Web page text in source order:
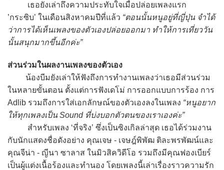
เธอยังเล่าถึงความประทับใจเมื่อปล่อยเพลงแรก
’กระซิบ’ ในเดือนสิงหาคมปีที่แล้ว “ตอนนั้นหนูอยู่ที่ญี่ปุ่น จำได้
ว่าการได้เห็นเพลงของตัวเองปล่อยออกมา ทำให้การเที่ยววัน
นั้นสนุกมากขึ้นอีกค่ะ”
ส่วนร่วมในผลงานเพลงของตัวเอง
น้องบีมยังเล่าให้ฟังถึงการทำงานเพลงว่าเธอมีส่วนร่วม
ในหลายขั้นตอน ตั้งแต่การฟังเดโม่ การออกแบบการร้อง การ
Adlib รวมถึงการใส่เอกลักษณ์ของตัวเองลงในเพลง “หนูอยาก
ให้ทุกเพลงเป็น Sound ที่บ่งบอกตัวตนของเราเองค่ะ”
สำหรับเพลง ‘ที่จริง’ ซึ่งเป็นซิงเกิลล่าสุด เธอได้ร่วมงาน
กับนักแสดงชื่อดังอย่าง คุณเจษ - เจษฎ์พิพัฒ ติละพรพัฒน์และ
คุณจีน่า - ญีนา ซาลาส ในมิวสิควิดีโอ รวมถึงมีคุณฟองเบียร์
เป็นผู้แต่งเนื้อร้องและทำนอง โดยเพลงนี้เล่าเรื่องราวความรัก